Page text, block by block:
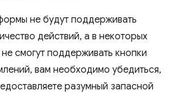
не будут поддерживать
действий, а в некоторых
смогут поддерживать кнопки
вам необходимо убедиться,
разумный запасной